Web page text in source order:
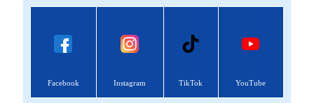
Facebook Instagram TikTok YouTube